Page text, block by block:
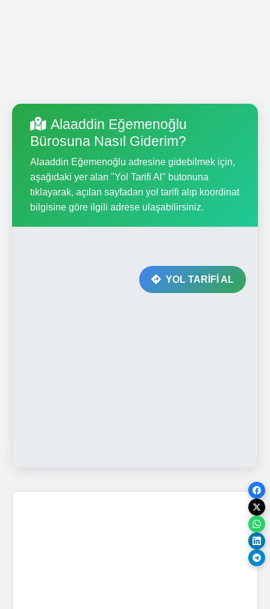
Alaaddin Eğemenoğlu
Bürosuna Nasıl Giderim?
Alaaddin Eğemenoğlu adresine gidebilmek için,
aşağıdaki yer alan "Yol Tarifi Al" butonuna
tıklayarak, açılan sayfadan yol tarifi alıp koordinat
bilgisine göre ilgili adrese ulaşabilirsiniz.
YOL TARİFİ AL